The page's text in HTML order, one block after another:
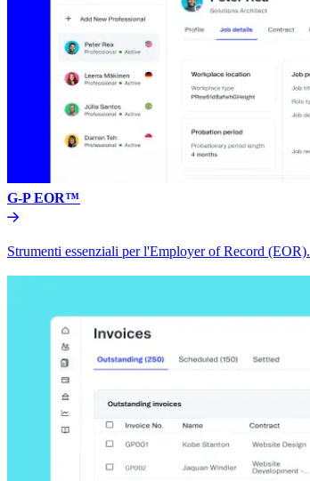
G-P EOR™​​
Strumenti essenziali per l'Employer of Record (EOR).​​